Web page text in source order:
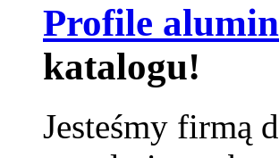
Profile
katalogu!
Jesteśmy firmą